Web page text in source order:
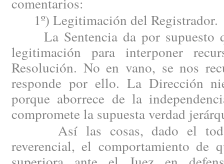
1º) Legitimación del Registrador.
La Sentencia da por supuesto
legitimación para interponer
Resolución. No en vano, se nos
responde por ello. La Dirección
porque aborrece de la
compromete la supuesta verdad
Así las cosas, dado el
reverencial, el comportamiento de